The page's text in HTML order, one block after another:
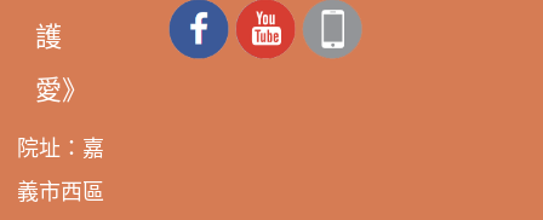
護
愛》
院址：嘉
義市西區